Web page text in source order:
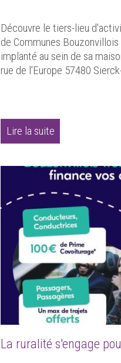
Découvre le tiers-lieu
de Communes
implanté au sein de sa
rue de l'Europe 57480
Lire la suite
La ruralité s'engage